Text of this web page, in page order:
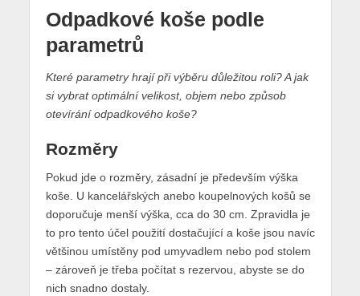
Odpadkové koše podle
parametrů
Které parametry hrají při výběru důležitou roli? A jak
si vybrat optimální velikost, objem nebo způsob
otevírání odpadkového koše?
Rozměry
Pokud jde o rozměry, zásadní je především výška
koše. U kancelářských anebo koupelnových košů se
doporučuje menší výška, cca do 30 cm. Zpravidla je
to pro tento účel použití dostačující a koše jsou navíc
většinou umístěny pod umyvadlem nebo pod stolem
– zároveň je třeba počítat s rezervou, abyste se do
nich snadno dostaly.